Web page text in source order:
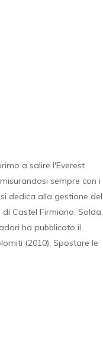
a salire l'Everest
sempre con i
dedica alla gestione del
Castel Firmiano, Solda,
ha pubblicato il
(2010), Spostare le